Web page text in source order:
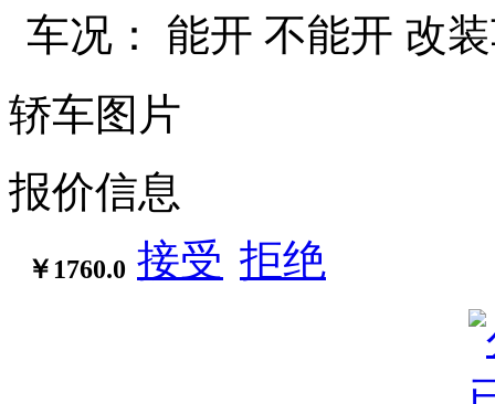
车况： 能开 不能开 改
轿车图片
报价信息
￥1760.0 接受 拒绝